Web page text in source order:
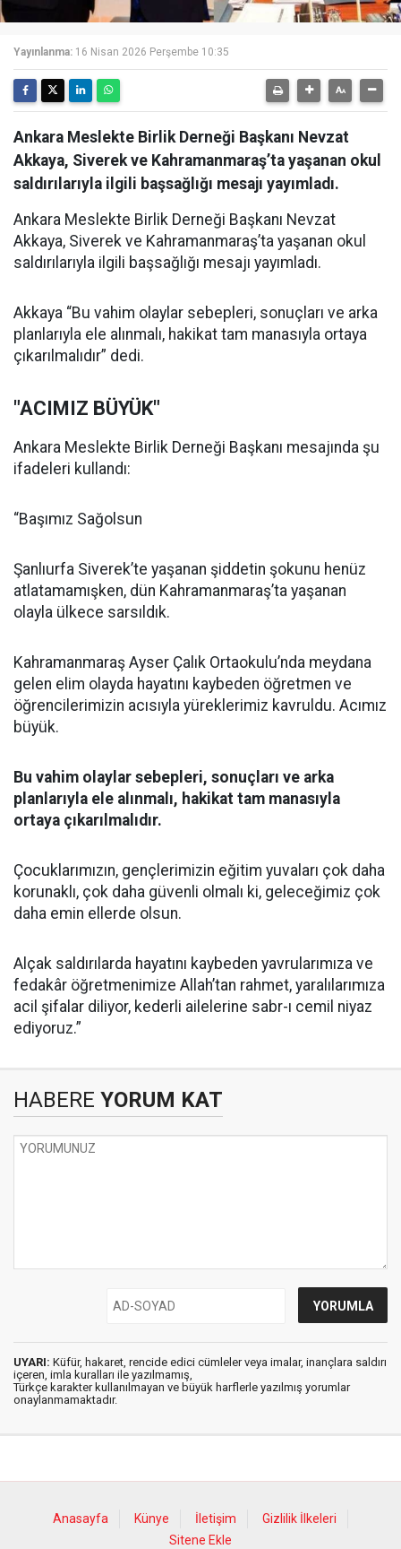
Yayınlanma: 16 Nisan 2026 Perşembe 10:35
Ankara Meslekte Birlik Derneği Başkanı Nevzat
Akkaya, Siverek ve Kahramanmaraş’ta yaşanan okul
saldırılarıyla ilgili başsağlığı mesajı yayımladı.
Ankara Meslekte Birlik Derneği Başkanı Nevzat
Akkaya, Siverek ve Kahramanmaraş’ta yaşanan okul
saldırılarıyla ilgili başsağlığı mesajı yayımladı.
Akkaya “Bu vahim olaylar sebepleri, sonuçları ve arka
planlarıyla ele alınmalı, hakikat tam manasıyla ortaya
çıkarılmalıdır” dedi.
"ACIMIZ BÜYÜK"
Ankara Meslekte Birlik Derneği Başkanı mesajında şu
ifadeleri kullandı:
“Başımız Sağolsun
Şanlıurfa Siverek’te yaşanan şiddetin şokunu henüz
atlatamamışken, dün Kahramanmaraş’ta yaşanan
olayla ülkece sarsıldık.
Kahramanmaraş Ayser Çalık Ortaokulu’nda meydana
gelen elim olayda hayatını kaybeden öğretmen ve
öğrencilerimizin acısıyla yüreklerimiz kavruldu. Acımız
büyük.
Bu vahim olaylar sebepleri, sonuçları ve arka
planlarıyla ele alınmalı, hakikat tam manasıyla
ortaya çıkarılmalıdır.
Çocuklarımızın, gençlerimizin eğitim yuvaları çok daha
korunaklı, çok daha güvenli olmalı ki, geleceğimiz çok
daha emin ellerde olsun.
Alçak saldırılarda hayatını kaybeden yavrularımıza ve
fedakâr öğretmenimize Allah’tan rahmet, yaralılarımıza
acil şifalar diliyor, kederli ailelerine sabr-ı cemil niyaz
ediyoruz.”
HABERE YORUM KAT
UYARI: Küfür, hakaret, rencide edici cümleler veya imalar, inançlara saldırı
içeren, imla kuralları ile yazılmamış,
Türkçe karakter kullanılmayan ve büyük harflerle yazılmış yorumlar
onaylanmamaktadır.
Anasayfa Künye İletişim
Gizlilik İlkeleri
Sitene Ekle